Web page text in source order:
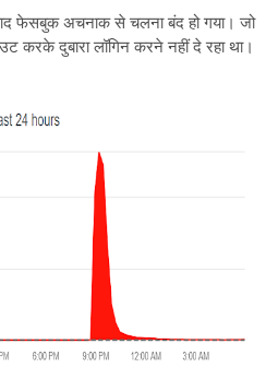
फेसबुक अचनाक से चलना बंद हो गया। जो
करके दुबारा लॉगिन करने नहीं दे रहा था।